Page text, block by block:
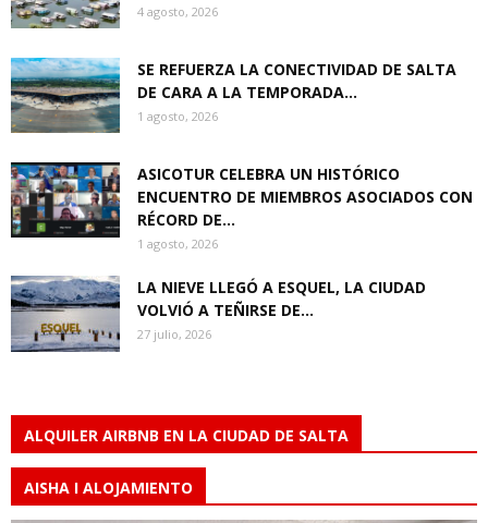
4 agosto, 2026
SE REFUERZA LA CONECTIVIDAD DE SALTA
DE CARA A LA TEMPORADA...
1 agosto, 2026
ASICOTUR CELEBRA UN HISTÓRICO
ENCUENTRO DE MIEMBROS ASOCIADOS CON
RÉCORD DE...
1 agosto, 2026
LA NIEVE LLEGÓ A ESQUEL, LA CIUDAD
VOLVIÓ A TEÑIRSE DE...
27 julio, 2026
ALQUILER AIRBNB EN LA CIUDAD DE SALTA
AISHA I ALOJAMIENTO